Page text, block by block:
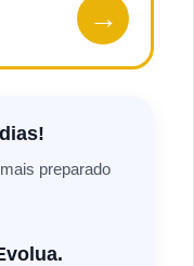
→
preparado